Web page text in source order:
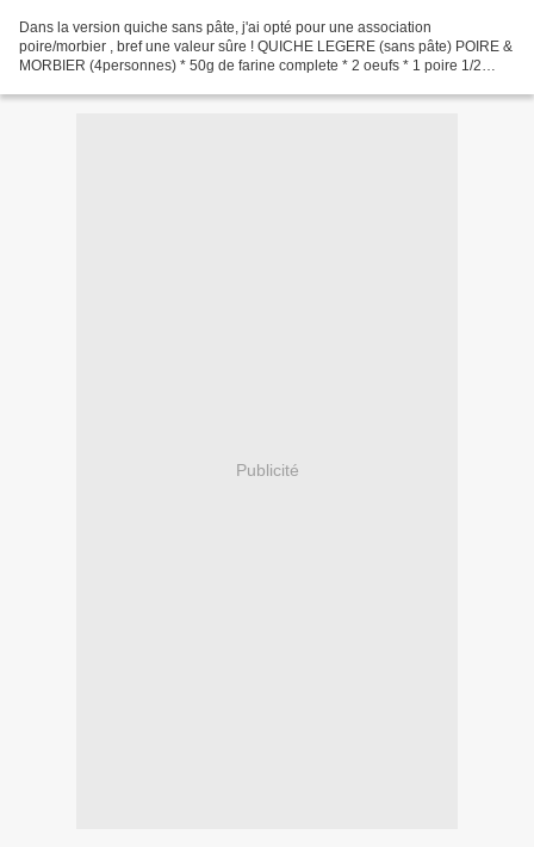
Dans la version quiche sans pâte, j'ai opté pour une association
poire/morbier , bref une valeur sûre ! QUICHE LEGERE (sans pâte) POIRE &
MORBIER (4personnes) * 50g de farine complete * 2 oeufs * 1 poire 1/2
Publicité